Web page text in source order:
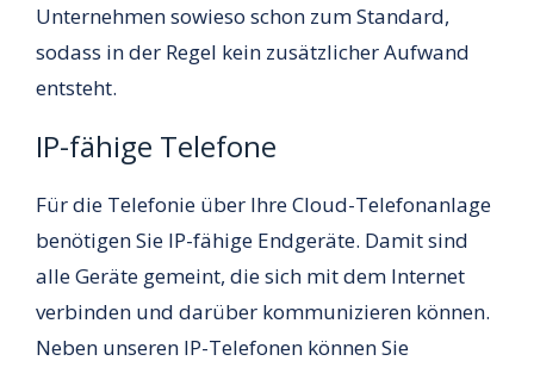
Unternehmen sowieso schon zum Standard,
sodass in der Regel kein zusätzlicher Aufwand
entsteht.
IP-fähige Telefone
Für die Telefonie über Ihre Cloud-Telefonanlage
benötigen Sie IP-fähige Endgeräte. Damit sind
alle Geräte gemeint, die sich mit dem Internet
verbinden und darüber kommunizieren können.
Neben unseren IP-Telefonen können Sie